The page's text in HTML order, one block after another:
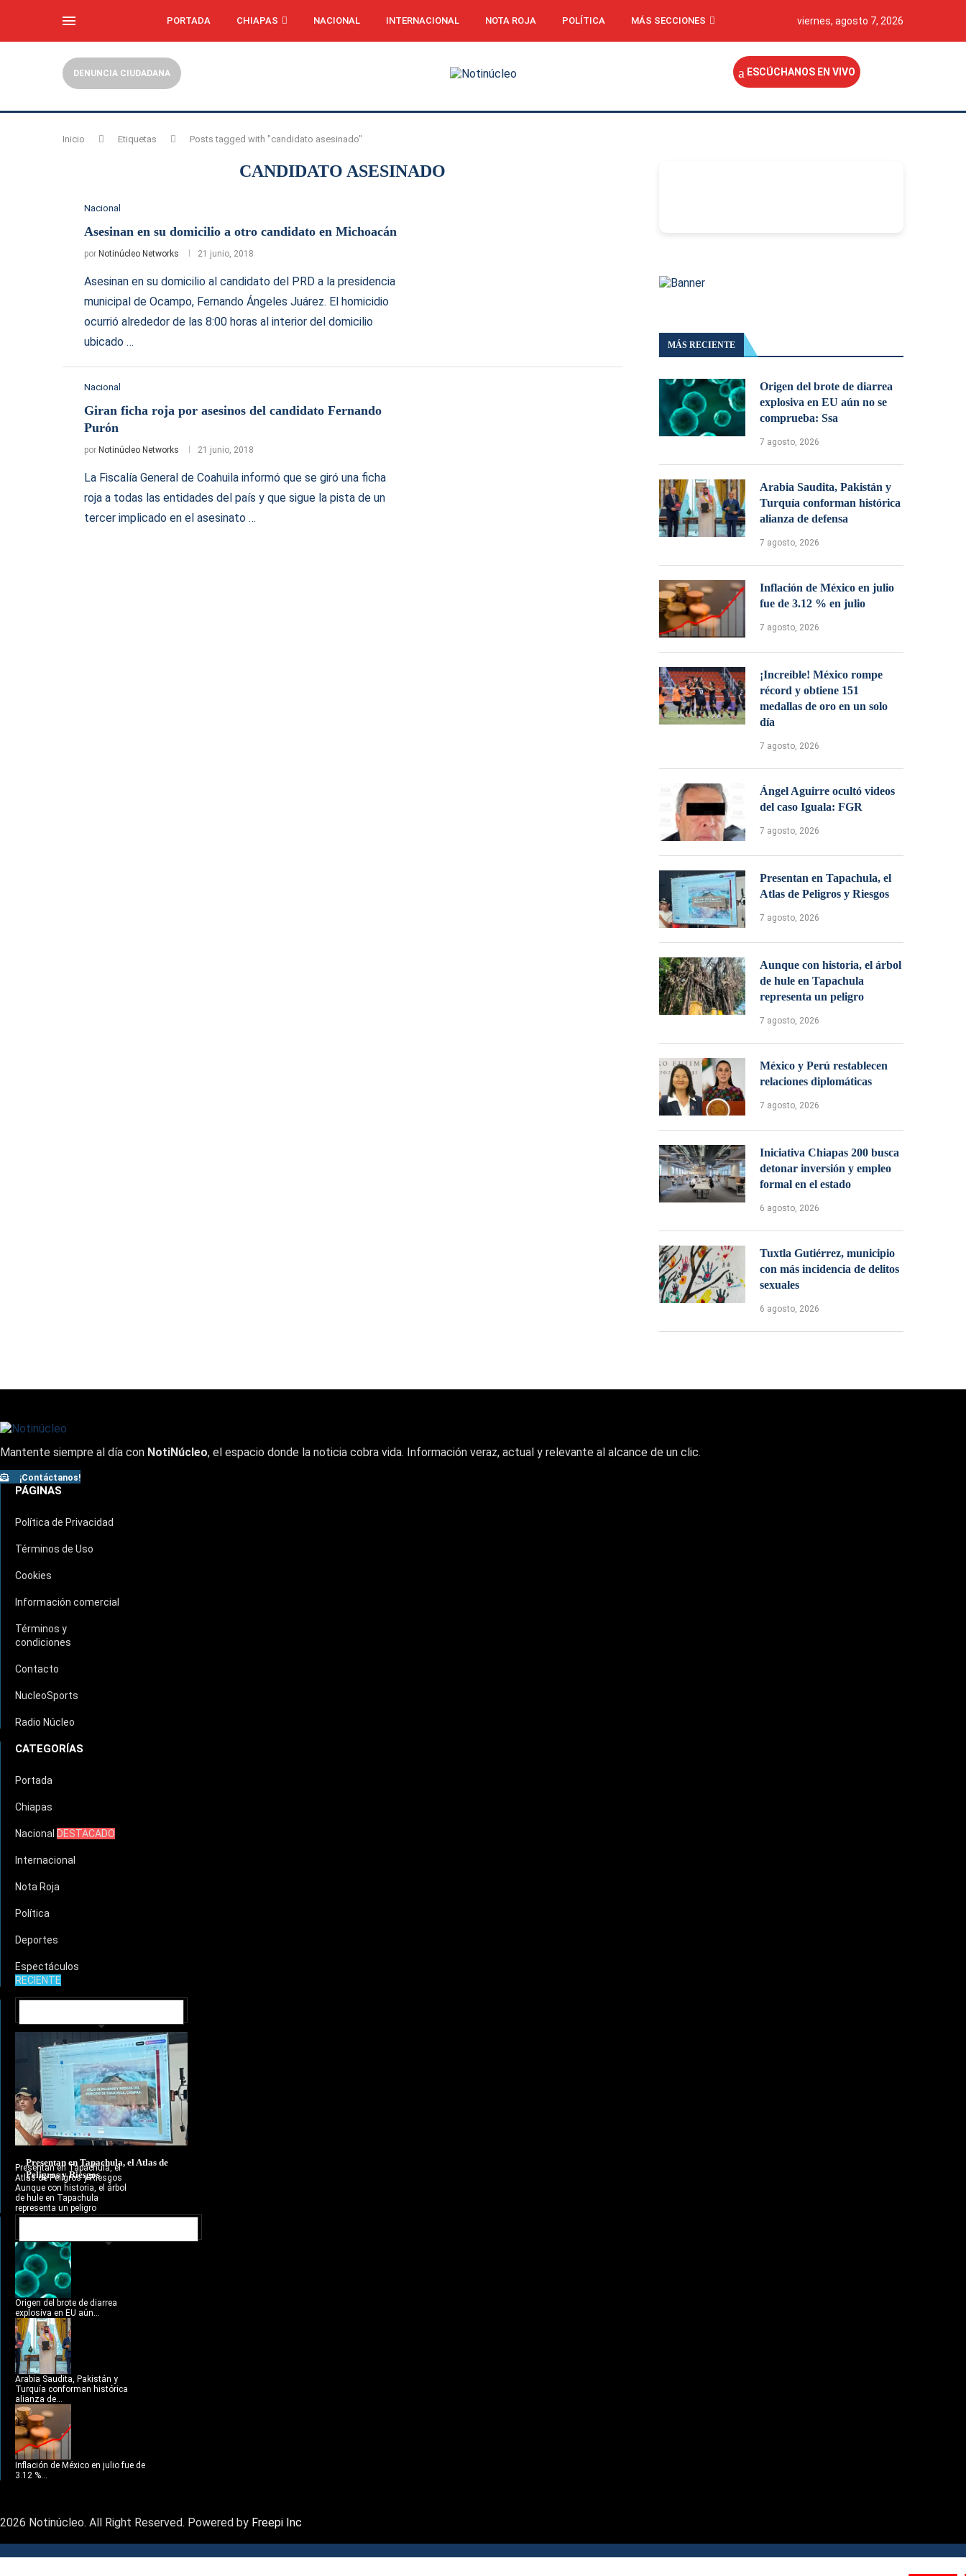
PORTADA CHIAPAS NACIONAL INTERNACIONAL NOTA ROJA POLÍTICA MÁS SECCIONES viernes, agosto 7, 2026
DENUNCIA CIUDADANA ESCÚCHANOS EN VIVO
Inicio Etiquetas Posts tagged with "candidato asesinado"
CANDIDATO ASESINADO
Nacional
Asesinan en su domicilio a otro candidato en Michoacán
por Notinúcleo Networks 21 junio, 2018
Asesinan en su domicilio al candidato del PRD a la presidencia
municipal de Ocampo, Fernando Ángeles Juárez. El homicidio
ocurrió alrededor de las 8:00 horas al interior del domicilio
ubicado …
Nacional
Giran ficha roja por asesinos del candidato Fernando
Purón
por Notinúcleo Networks 21 junio, 2018
La Fiscalía General de Coahuila informó que se giró una ficha
roja a todas las entidades del país y que sigue la pista de un
tercer implicado en el asesinato …
MÁS RECIENTE
Origen del brote de diarrea
explosiva en EU aún no se
comprueba: Ssa
7 agosto, 2026
Arabia Saudita, Pakistán y
Turquía conforman histórica
alianza de defensa
7 agosto, 2026
Inflación de México en julio
fue de 3.12 % en julio
7 agosto, 2026
¡Increíble! México rompe
récord y obtiene 151
medallas de oro en un solo
día
7 agosto, 2026
Ángel Aguirre ocultó videos
del caso Iguala: FGR
7 agosto, 2026
Presentan en Tapachula, el
Atlas de Peligros y Riesgos
7 agosto, 2026
Aunque con historia, el árbol
de hule en Tapachula
representa un peligro
7 agosto, 2026
México y Perú restablecen
relaciones diplomáticas
7 agosto, 2026
Iniciativa Chiapas 200 busca
detonar inversión y empleo
formal en el estado
6 agosto, 2026
Tuxtla Gutiérrez, municipio
con más incidencia de delitos
sexuales
6 agosto, 2026
Mantente siempre al día con NotiNúcleo, el espacio donde la noticia cobra vida. Información veraz, actual y relevante al alcance de un clic.
¡Contáctanos!
PÁGINAS
Política de Privacidad
Términos de Uso
Cookies
Información comercial
Términos y
condiciones
Contacto
NucleoSports
Radio Núcleo
CATEGORÍAS
Portada
Chiapas
Nacional DESTACADO
Internacional
Nota Roja
Política
Deportes
Espectáculos
RECIENTE
Presentan en Tapachula, el Atlas de
Peligros y Riesgos
Presentan en Tapachula, el
Atlas de Peligros y Riesgos
Aunque con historia, el árbol
de hule en Tapachula
representa un peligro
Origen del brote de diarrea
explosiva en EU aún...
Arabia Saudita, Pakistán y
Turquía conforman histórica
alianza de...
Inflación de México en julio fue de
3.12 %...
2026 Notinúcleo. All Right Reserved. Powered by Freepi Inc